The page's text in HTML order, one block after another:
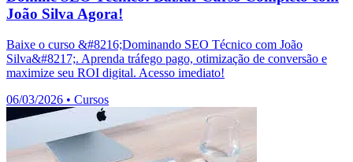
João Silva Agora!
Baixe o curso &#8216;Dominando SEO Técnico com João
Silva&#8217;. Aprenda tráfego pago, otimização de conversão e
maximize seu ROI digital. Acesso imediato!
06/03/2026 • Cursos